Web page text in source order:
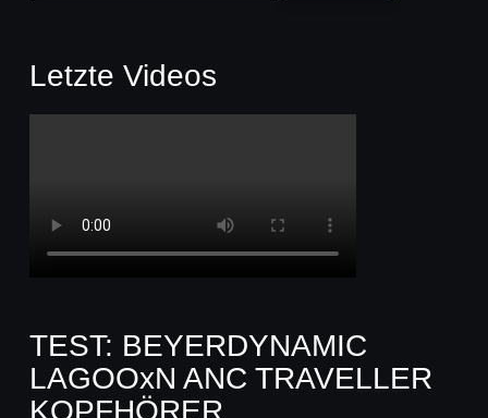
Letzte Videos
TEST: BEYERDYNAMIC
LAGOOxN ANC TRAVELLER
KOPFHÖRER